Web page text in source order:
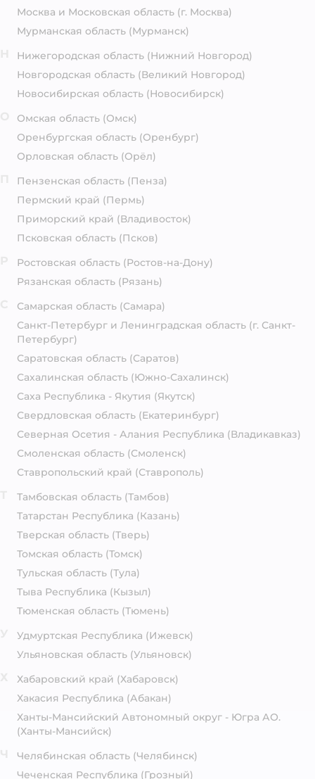
Москва и Московская область (г. Москва)
Мурманская область (Мурманск)
Нижегородская область (Нижний Новгород)
Новгородская область (Великий Новгород)
Новосибирская область (Новосибирск)
Омская область (Омск)
Оренбургская область (Оренбург)
Орловская область (Орёл)
Пензенская область (Пенза)
Пермский край (Пермь)
Приморский край (Владивосток)
Псковская область (Псков)
Ростовская область (Ростов-на-Дону)
Рязанская область (Рязань)
Самарская область (Самара)
Санкт-Петербург и Ленинградская область (г. Санкт-
Петербург)
Саратовская область (Саратов)
Сахалинская область (Южно-Сахалинск)
Саха Республика - Якутия (Якутск)
Свердловская область (Екатеринбург)
Северная Осетия - Алания Республика (Владикавказ)
Смоленская область (Смоленск)
Ставропольский край (Ставрополь)
Тамбовская область (Тамбов)
Татарстан Республика (Казань)
Тверская область (Тверь)
Томская область (Томск)
Тульская область (Тула)
Тыва Республика (Кызыл)
Тюменская область (Тюмень)
Удмуртская Республика (Ижевск)
Ульяновская область (Ульяновск)
Хабаровский край (Хабаровск)
Хакасия Республика (Абакан)
Ханты-Мансийский Автономный округ - Югра АО.
(Ханты-Мансийск)
Челябинская область (Челябинск)
Чеченская Республика (Грозный)